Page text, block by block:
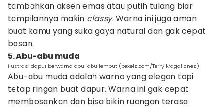
tambahkan aksen emas atau putih tulang biar
tampilannya makin classy. Warna ini juga aman
buat kamu yang suka gaya natural dan gak cepat
bosan.
5. Abu-abu muda
ilustrasi dapur berwarna abu-abu lembut (pexels.com/Terry Magallanes)
Abu-abu muda adalah warna yang elegan tapi
tetap ringan buat dapur. Warna ini gak cepat
membosankan dan bisa bikin ruangan terasa